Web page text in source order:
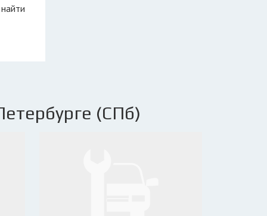
(СПб)